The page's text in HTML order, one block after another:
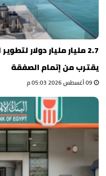
2.7 مليار مليار دولار
يقترب من إتمام الصفقة